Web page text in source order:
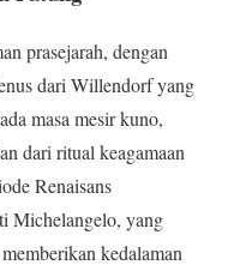
prasejarah, dengan
dari Willendorf yang
masa mesir kuno,
dari ritual keagamaan
Renaisans
Michelangelo, yang
kedalaman